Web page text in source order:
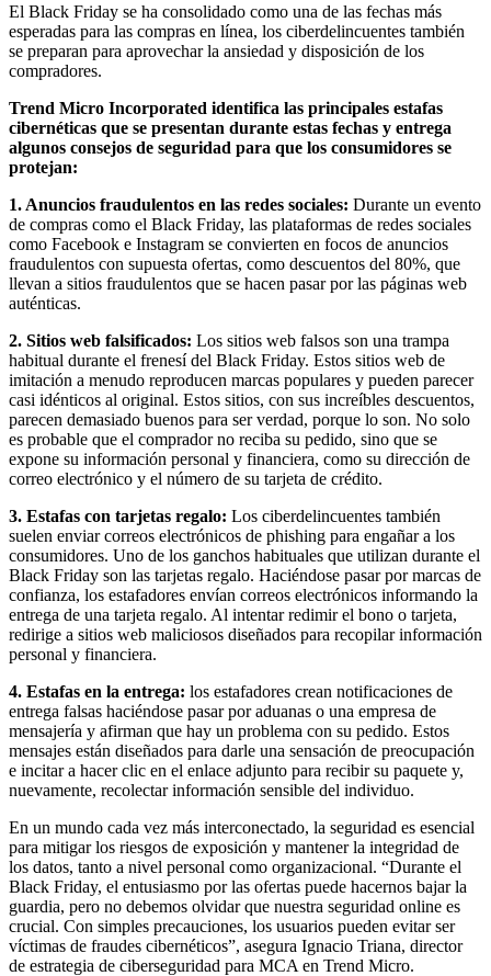
El Black Friday se ha consolidado como una de las fechas más
esperadas para las compras en línea, los ciberdelincuentes también
se preparan para aprovechar la ansiedad y disposición de los
compradores.
Trend Micro Incorporated identifica las principales estafas
cibernéticas que se presentan durante estas fechas y entrega
algunos consejos de seguridad para que los consumidores se
protejan:
1. Anuncios fraudulentos en las redes sociales: Durante un evento
de compras como el Black Friday, las plataformas de redes sociales
como Facebook e Instagram se convierten en focos de anuncios
fraudulentos con supuesta ofertas, como descuentos del 80%, que
llevan a sitios fraudulentos que se hacen pasar por las páginas web
auténticas.
2. Sitios web falsificados: Los sitios web falsos son una trampa
habitual durante el frenesí del Black Friday. Estos sitios web de
imitación a menudo reproducen marcas populares y pueden parecer
casi idénticos al original. Estos sitios, con sus increíbles descuentos,
parecen demasiado buenos para ser verdad, porque lo son. No solo
es probable que el comprador no reciba su pedido, sino que se
expone su información personal y financiera, como su dirección de
correo electrónico y el número de su tarjeta de crédito.
3. Estafas con tarjetas regalo: Los ciberdelincuentes también
suelen enviar correos electrónicos de phishing para engañar a los
consumidores. Uno de los ganchos habituales que utilizan durante el
Black Friday son las tarjetas regalo. Haciéndose pasar por marcas de
confianza, los estafadores envían correos electrónicos informando la
entrega de una tarjeta regalo. Al intentar redimir el bono o tarjeta,
redirige a sitios web maliciosos diseñados para recopilar información
personal y financiera.
4. Estafas en la entrega: los estafadores crean notificaciones de
entrega falsas haciéndose pasar por aduanas o una empresa de
mensajería y afirman que hay un problema con su pedido. Estos
mensajes están diseñados para darle una sensación de preocupación
e incitar a hacer clic en el enlace adjunto para recibir su paquete y,
nuevamente, recolectar información sensible del individuo.
En un mundo cada vez más interconectado, la seguridad es esencial
para mitigar los riesgos de exposición y mantener la integridad de
los datos, tanto a nivel personal como organizacional. “Durante el
Black Friday, el entusiasmo por las ofertas puede hacernos bajar la
guardia, pero no debemos olvidar que nuestra seguridad online es
crucial. Con simples precauciones, los usuarios pueden evitar ser
víctimas de fraudes cibernéticos”, asegura Ignacio Triana, director
de estrategia de ciberseguridad para MCA en Trend Micro.